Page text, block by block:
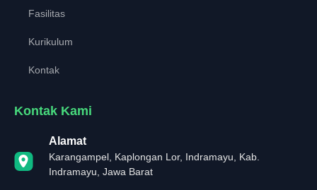
Fasilitas
Kurikulum
Kontak
Kontak Kami
Alamat
Karangampel, Kaplongan Lor, Indramayu, Kab.
Indramayu, Jawa Barat